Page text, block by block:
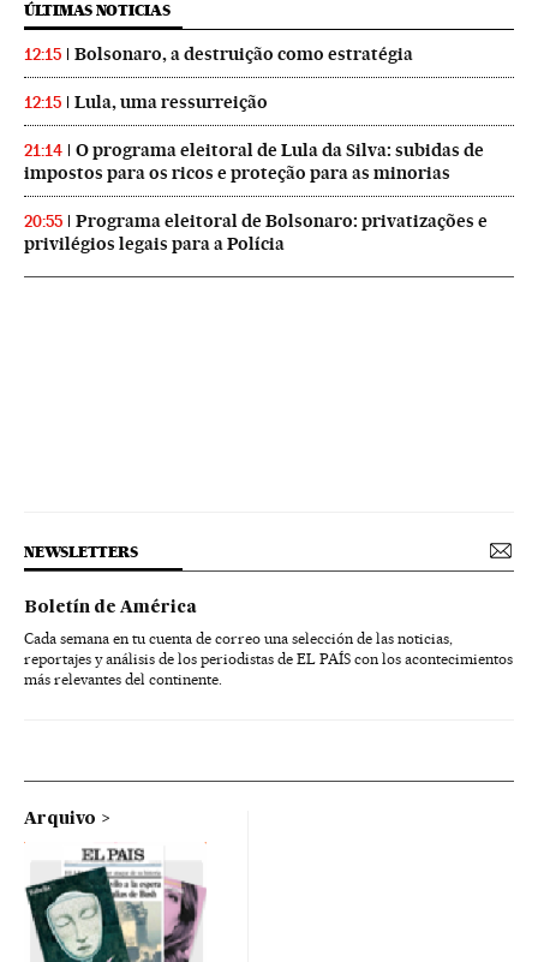
ÚLTIMAS NOTICIAS
12:15 Bolsonaro, a destruição como estratégia
12:15 Lula, uma ressurreição
21:14
O programa eleitoral de Lula da Silva: subidas de
impostos para os ricos e proteção para as minorias
20:55
Programa eleitoral de Bolsonaro: privatizações e
privilégios legais para a Polícia
NEWSLETTERS
Boletín de América
Cada semana en tu cuenta de correo una selección de las noticias,
reportajes y análisis de los periodistas de EL PAÍS con los acontecimientos
más relevantes del continente.
Arquivo